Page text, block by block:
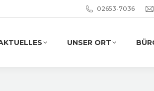
02653-7036
UNSER ORT